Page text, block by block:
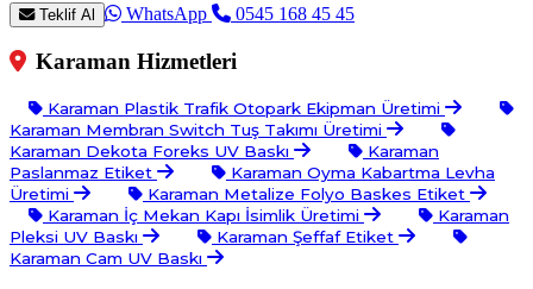
Teklif Al WhatsApp 0545 168 45 45
Karaman Hizmetleri
Karaman Plastik Trafik Otopark Ekipman Üretimi
Karaman Membran Switch Tuş Takımı Üretimi
Karaman Dekota Foreks UV Baskı
Karaman
Paslanmaz Etiket
Karaman Oyma Kabartma Levha
Üretimi
Karaman Metalize Folyo Baskes Etiket
Karaman İç Mekan Kapı İsimlik Üretimi
Karaman
Pleksi UV Baskı
Karaman Şeffaf Etiket
Karaman Cam UV Baskı